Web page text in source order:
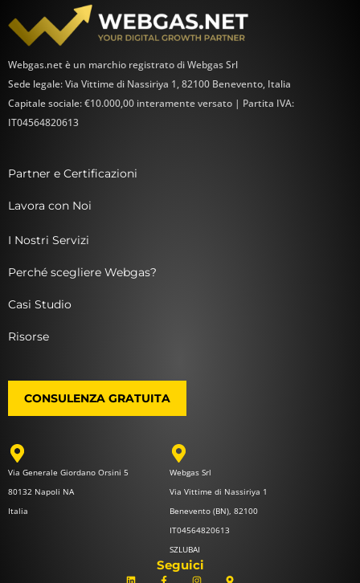
Webgas.net è un marchio registrato di Webgas Srl
Sede legale: Via Vittime di Nassiriya 1, 82100 Benevento, Italia
Capitale sociale: €10.000,00 interamente versato | Partita IVA:
IT04564820613
Partner e Certificazioni
Lavora con Noi
I Nostri Servizi
Perché scegliere Webgas?
Casi Studio
Risorse
CONSULENZA GRATUITA
Via Generale Giordano Orsini 5
80132 Napoli NA
Italia
Webgas Srl
Via Vittime di Nassiriya 1
Benevento (BN), 82100
IT04564820613
SZLUBAI
Seguici
L F I M